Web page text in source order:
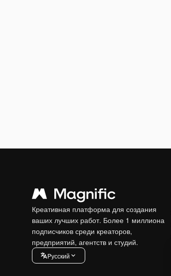
Креативная платформа для создания
ваших лучших работ. Более 1 миллиона
подписчиков среди креаторов,
предприятий, агентств и студий.
Pусский